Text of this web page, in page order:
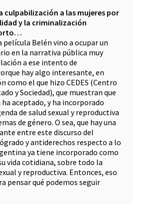
culpabilización a las mujeres por
y la criminalización
película Belén vino a ocupar un
en la narrativa pública muy
a ese intento de
hay algo interesante, en
como el que hizo CEDES (Centro
y Sociedad), que muestran que
aceptado, y ha incorporado
de salud sexual y reproductiva
de género. O sea, que hay una
entre este discurso del
y antiderechos respecto a lo
ya tiene incorporado como
vida cotidiana, sobre todo la
y reproductiva. Entonces, eso
pensar qué podemos seguir